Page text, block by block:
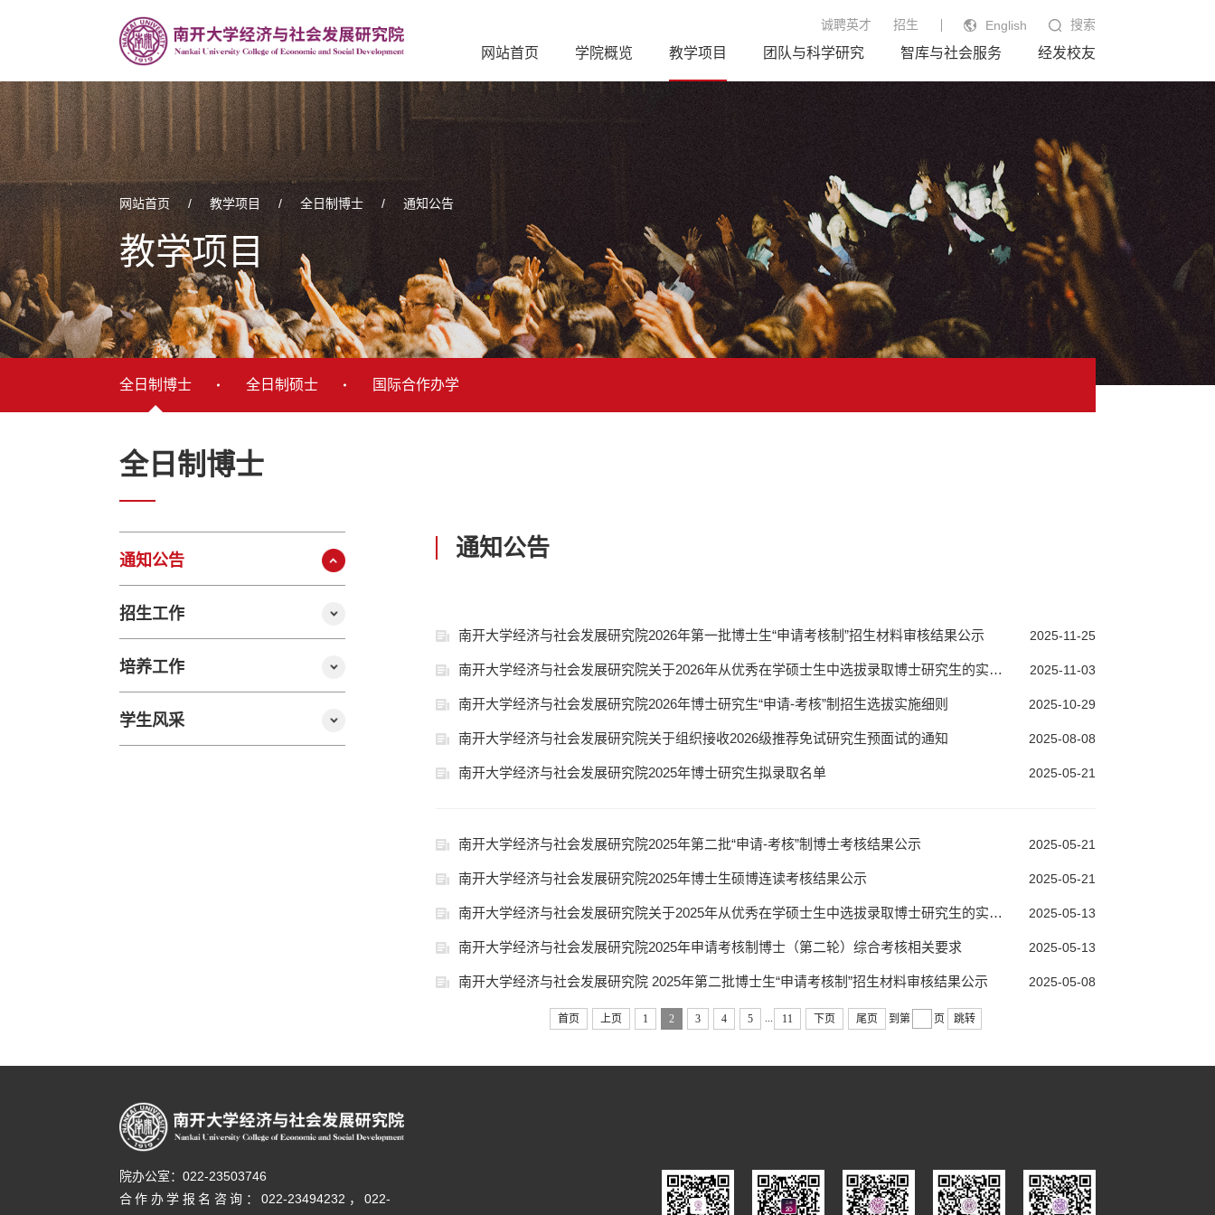
诚聘英才 招生 English 搜索
网站首页 学院概览 教学项目 团队与科学研究 智库与社会服务 经发校友
网站首页 / 教学项目 / 全日制博士 / 通知公告
教学项目
全日制博士 全日制硕士 国际合作办学
全日制博士
通知公告
招生工作
培养工作
学生风采
通知公告
南开大学经济与社会发展研究院2026年第一批博士生“申请考核制”招生材料审核结果公示 2025-11-25
南开大学经济与社会发展研究院关于2026年从优秀在学硕士生中选拔录取博士研究生的实施细则 2025-11-03
南开大学经济与社会发展研究院2026年博士研究生“申请-考核”制招生选拔实施细则 2025-10-29
南开大学经济与社会发展研究院关于组织接收2026级推荐免试研究生预面试的通知 2025-08-08
南开大学经济与社会发展研究院2025年博士研究生拟录取名单 2025-05-21
南开大学经济与社会发展研究院2025年第二批“申请-考核”制博士考核结果公示 2025-05-21
南开大学经济与社会发展研究院2025年博士生硕博连读考核结果公示 2025-05-21
南开大学经济与社会发展研究院关于2025年从优秀在学硕士生中选拔录取博士研究生的实施细则（第二轮） 2025-05-13
南开大学经济与社会发展研究院2025年申请考核制博士（第二轮）综合考核相关要求 2025-05-13
南开大学经济与社会发展研究院 2025年第二批博士生“申请考核制”招生材料审核结果公示 2025-05-08
首页 上页 1 2 3 4 5 11 下页 尾页 到第 页 跳转
院办公室：022-23503746
合作办学报名咨询：022-23494232，022-